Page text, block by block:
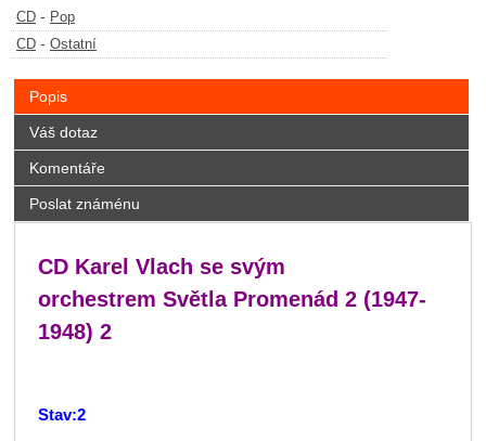
CD - Pop
CD - Ostatní
Popis
Váš dotaz
Komentáře
Poslat známénu
CD Karel Vlach se svým
orchestrem Světla Promenád 2 (1947-
1948) 2
Stav:2